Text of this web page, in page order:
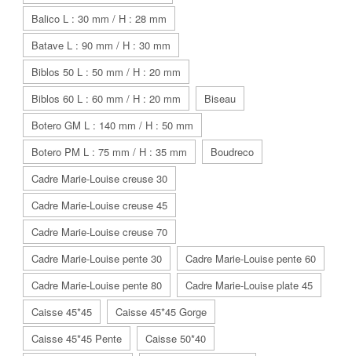
Balico L : 30 mm / H : 28 mm
Batave L : 90 mm / H : 30 mm
Biblos 50 L : 50 mm / H : 20 mm
Biblos 60 L : 60 mm / H : 20 mm
Biseau
Botero GM L : 140 mm / H : 50 mm
Botero PM L : 75 mm / H : 35 mm
Boudreco
Cadre Marie-Louise creuse 30
Cadre Marie-Louise creuse 45
Cadre Marie-Louise creuse 70
Cadre Marie-Louise pente 30
Cadre Marie-Louise pente 60
Cadre Marie-Louise pente 80
Cadre Marie-Louise plate 45
Caisse 45*45
Caisse 45*45 Gorge
Caisse 45*45 Pente
Caisse 50*40